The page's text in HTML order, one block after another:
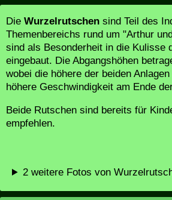
Die Wurzelrutschen sind Teil des
Themenbereichs rund um "Arthur
sind als Besonderheit in die Kulisse
eingebaut. Die Abgangshöhen
wobei die höhere der beiden
höhere Geschwindigkeit am Ende
Beide Rutschen sind bereits für
empfehlen.
2 weitere Fotos von